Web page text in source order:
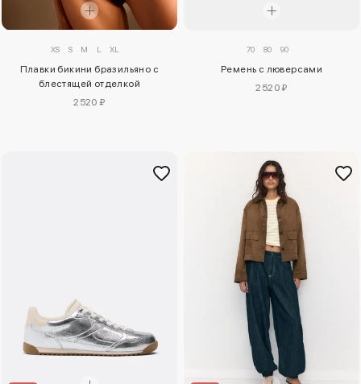
XS S M L XL
Плавки бикини бразильяно с
блестящей отделкой
2520 ₽
70 80 90
Ремень с люверсами
2520 ₽